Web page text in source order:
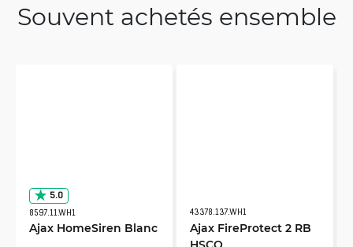
Souvent achetés ensemble
5.0
8597.11.WH1
Ajax HomeSiren Blanc
43378.137.WH1
Ajax FireProtect 2 RB